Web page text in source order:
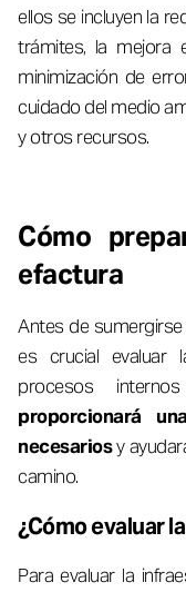
ellos se incluyen la
trámites, la mejora
minimización de
cuidado del medio
y otros recursos.
Cómo
efactura
Antes de
es crucial evaluar
procesos
proporcionará
necesariosy
camino.
¿Cómo evaluar
Para evaluar la